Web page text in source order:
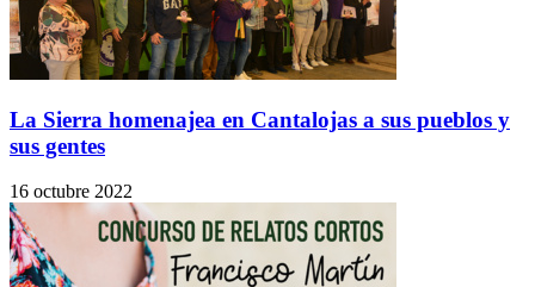
La Sierra homenajea en Cantalojas a sus pueblos y
sus gentes
16 octubre 2022